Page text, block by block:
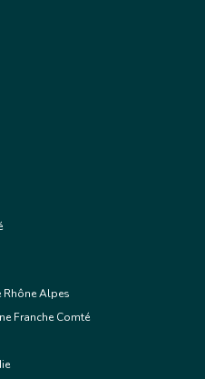
Rhône Alpes
Franche Comté